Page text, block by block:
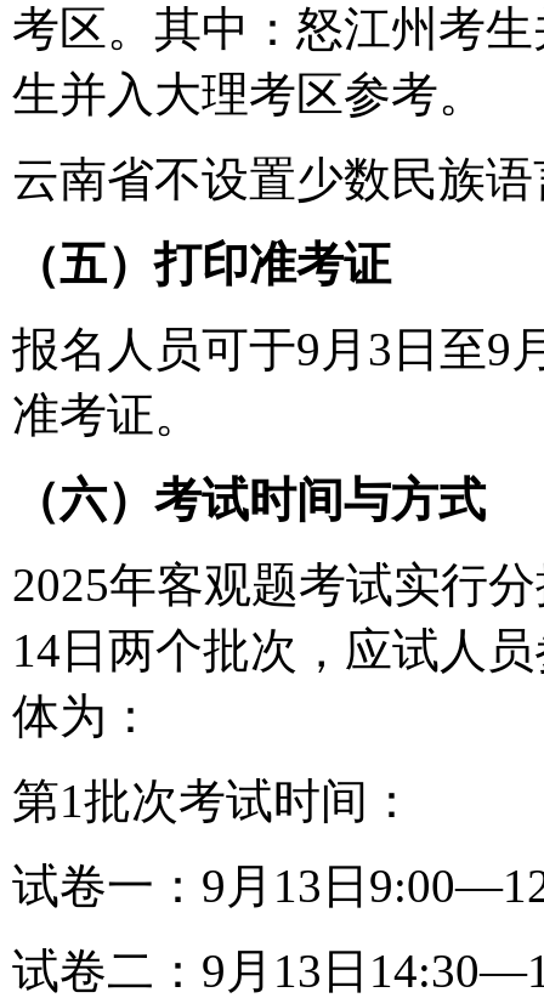
考区。其中：怒江州考
生并入大理考区参考。
云南省不设置少数民族
（五）打印准考证
报名人员可于9月3日至9
准考证。
（六）考试时间与方式
2025年客观题考试实行
14日两个批次，应试人
体为：
第1批次考试时间：
试卷一：9月13日
试卷二：9月13日